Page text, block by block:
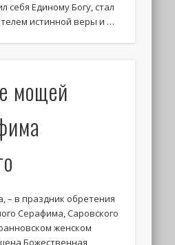
себя Единому Богу, стал
истинной веры и …
мощей
– в праздник обретения
Серафима, Саровского
женском
Божественная